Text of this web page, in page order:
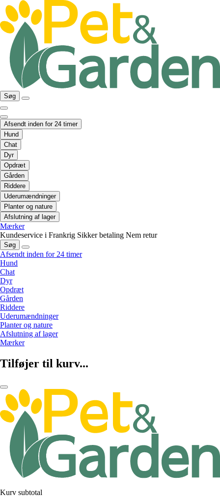
Søg
Afsendt inden for 24 timer
Hund
Chat
Dyr
Opdræt
Gården
Riddere
Uderumændninger
Planter og nature
Afslutning af lager
Mærker
Kundeservice i Frankrig Sikker betaling Nem retur
Søg
Afsendt inden for 24 timer
Hund
Chat
Dyr
Opdræt
Gården
Riddere
Uderumændninger
Planter og nature
Afslutning af lager
Mærker
Tilføjer til kurv...
Kurv subtotal